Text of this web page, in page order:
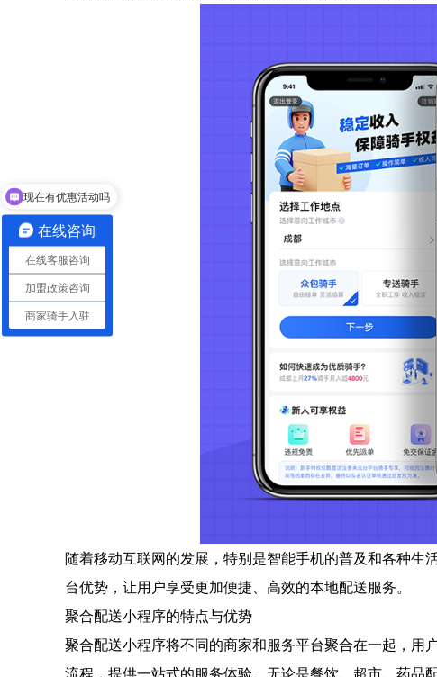
随着移动互联网的发展，特别是智能手机的普及和各种
台优势，让用户享受更加便捷、高效的本地配送服务。
聚合配送小程序的特点与优势
聚合配送小程序将不同的商家和服务平台聚合在一起，
在线咨询
在线客服咨询
加盟政策咨询
商家骑手入驻
现在有优惠活动吗